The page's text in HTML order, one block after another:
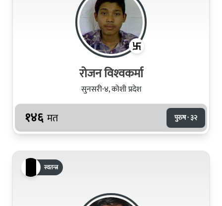
रोजन विश्‍वकर्मा
सुनसरी-४, कोशी प्रदेश
१४६ मत पुरुष · ३२
स्वतन्त्र